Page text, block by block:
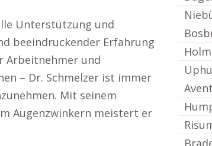
Unterstützung und
beeindruckender Erfahrung
Arbeitnehmer und
– Dr. Schmelzer ist immer
Mit seinem
Augenzwinkern meistert er